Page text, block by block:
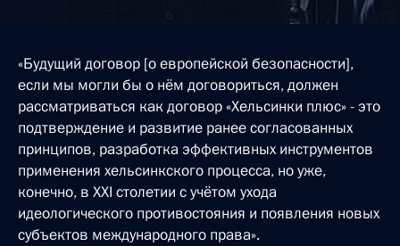
«Будущий договор [о европейской безопасности],
если мы могли бы о нём договориться, должен
рассматриваться как договор «Хельсинки плюс» - это
подтверждение и развитие ранее согласованных
принципов, разработка эффективных инструментов
применения хельсинкского процесса, но уже,
конечно, в ХХI столетии с учётом ухода
идеологического противостояния и появления новых
субъектов международного права».